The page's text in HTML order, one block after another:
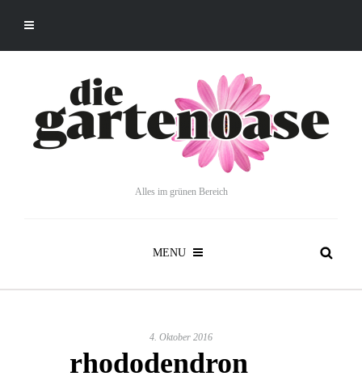
Alles im grünen Bereich
MENU
4. Oktober 2016
rhododendron